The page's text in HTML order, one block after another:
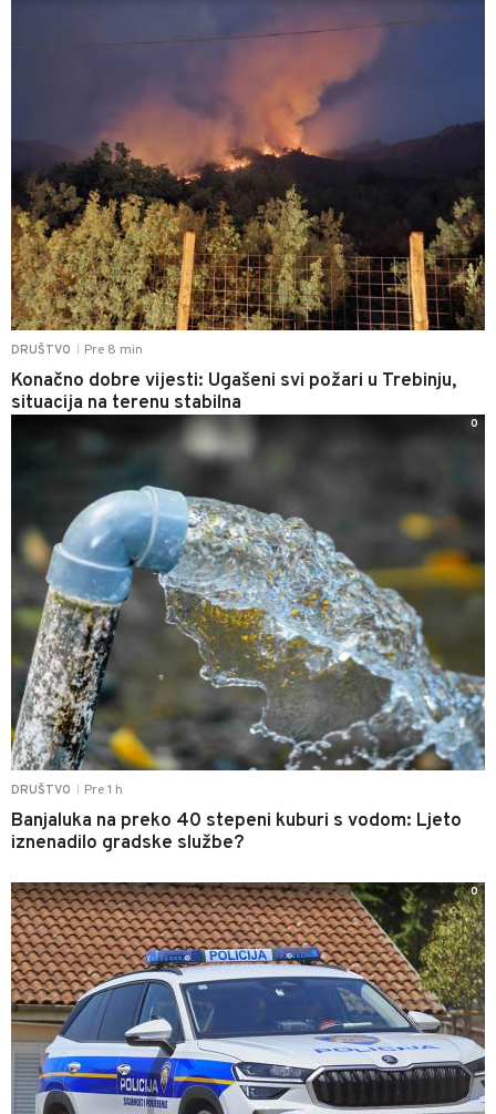
DRUŠTVO Pre 8 min
Konačno dobre vijesti: Ugašeni svi požari u Trebinju,
situacija na terenu stabilna
DRUŠTVO Pre 1 h
Banjaluka na preko 40 stepeni kuburi s vodom: Ljeto
iznenadilo gradske službe?
0
0